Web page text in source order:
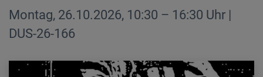
Montag, 26.10.2026, 10:30 – 16:30 Uhr |
DUS-26-166